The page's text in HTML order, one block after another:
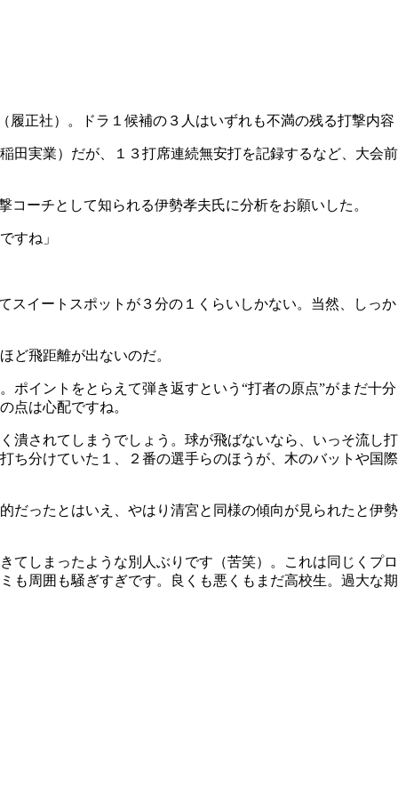
履正社）。ドラ１候補の３人はいずれも不満の残る打撃内容
田実業）だが、１３打席連続無安打を記録するなど、大会前
ーチとして知られる伊勢孝夫氏に分析をお願いした。
すね」
スイートスポットが３分の１くらいしかない。当然、しっか
ど飛距離が出ないのだ。
ポイントをとらえて弾き返すという“打者の原点”がまだ十分
点は心配ですね。
潰されてしまうでしょう。球が飛ばないなら、いっそ流し打
ち分けていた１、２番の選手らのほうが、木のバットや国際
だったとはいえ、やはり清宮と同様の傾向が見られたと伊勢
てしまったような別人ぶりです（苦笑）。これは同じくプロ
も周囲も騒ぎすぎです。良くも悪くもまだ高校生。過大な期